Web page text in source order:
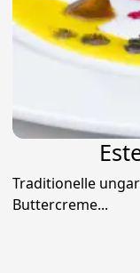
Traditionelle
Buttercreme...